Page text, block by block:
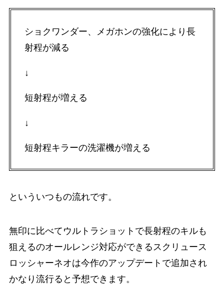
ショクワンダー、メガホンの強化により長
射程が減る
↓
短射程が増える
↓
短射程キラーの洗濯機が増える
といういつもの流れです。
無印に比べてウルトラショットで長射程のキルも
狙えるのオールレンジ対応ができるスクリュース
ロッシャーネオは今作のアップデートで追加され
かなり流行ると予想できます。